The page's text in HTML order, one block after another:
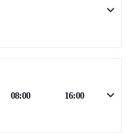
08:00 16:00